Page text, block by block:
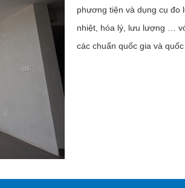
phương tiện và dụng cụ đo
nhiệt, hóa lý, lưu lượng …
các chuẩn quốc gia và